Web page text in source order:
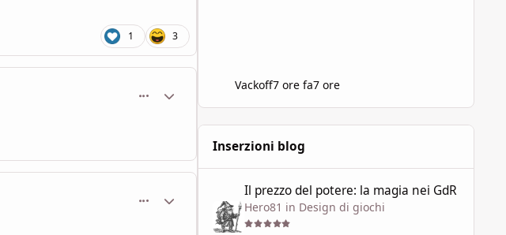
1 3
Statistiche Autore
Statistiche Autore
Vackoff7 ore fa7 ore
Inserzioni blog
Il prezzo del potere: la magia nei GdR
Hero81 in Design di giochi